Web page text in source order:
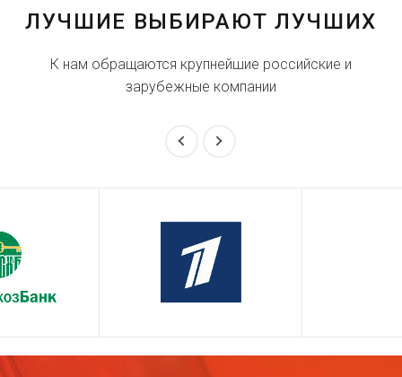
ЛУЧШИЕ ВЫБИРАЮТ ЛУЧШИХ
К нам обращаются крупнейшие российские и
зарубежные компании